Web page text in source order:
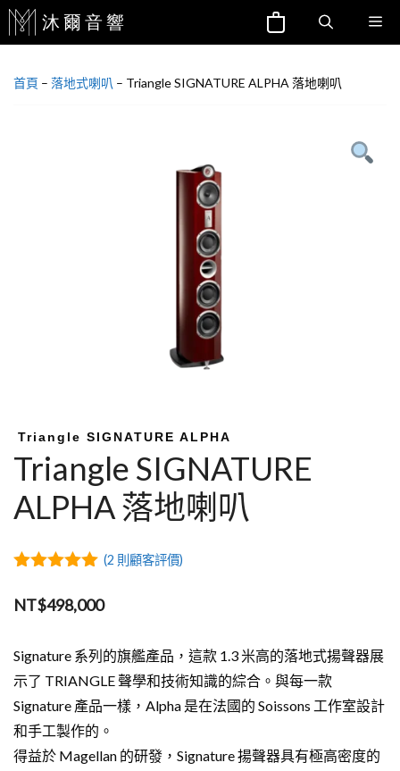
跳
至
首頁 – 落地式喇叭 – Triangle SIGNATURE ALPHA 落地喇叭
Triangle SIGNATURE ALPHA
Triangle SIGNATURE
ALPHA 落地喇叭
5
(2 則顧客評價)
NT$498,000
Signature 系列的旗艦產品，這款 1.3 米高的落地式揚聲器展
示了 TRIANGLE 聲學和技術知識的綜合。與每一款
Signature 產品一樣，Alpha 是在法國的 Soissons 工作室設計
和手工製作的。
得益於 Magellan 的研發，Signature 揚聲器具有極高密度的